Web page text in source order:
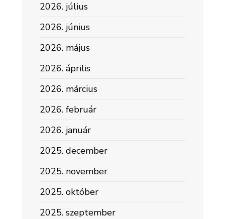
2026. július
2026. június
2026. május
2026. április
2026. március
2026. február
2026. január
2025. december
2025. november
2025. október
2025. szeptember